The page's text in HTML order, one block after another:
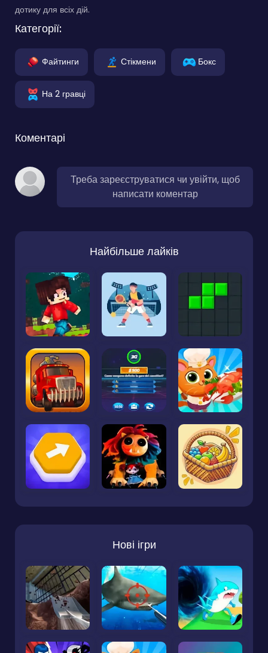
дотику для всіх дій.
Категорії:
Файтинги Стікмени Бокс
На 2 гравці
Коментарі
Треба зареєструватися чи увійти, щоб
написати коментар
Найбільше лайків
Нові ігри